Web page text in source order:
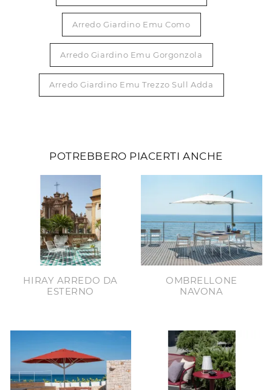
Arredo Giardino Emu Como
Arredo Giardino Emu Gorgonzola
Arredo Giardino Emu Trezzo Sull Adda
POTREBBERO PIACERTI ANCHE
HIRAY ARREDO DA
ESTERNO
OMBRELLONE
NAVONA